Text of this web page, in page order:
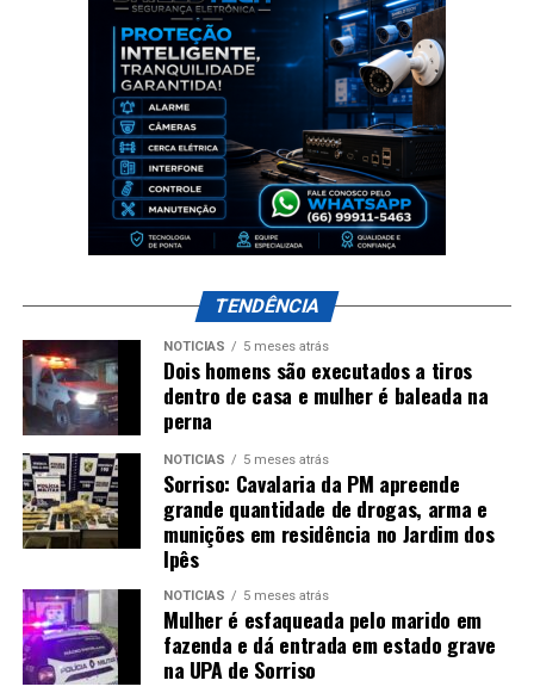
TENDÊNCIA
NOTÍCIAS 5 meses atrás
Dois homens são executados a tiros
dentro de casa e mulher é baleada na
perna
NOTÍCIAS 5 meses atrás
Sorriso: Cavalaria da PM apreende
grande quantidade de drogas, arma e
munições em residência no Jardim dos
Ipês
NOTÍCIAS 5 meses atrás
Mulher é esfaqueada pelo marido em
fazenda e dá entrada em estado grave
na UPA de Sorriso